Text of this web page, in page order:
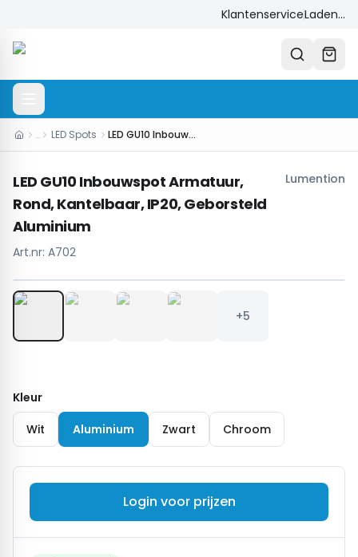
KlantenserviceLaden...
… LED Spots LED GU10 Inbouwspot Armatuur, Rond, Kantelbaar, IP20, Geborsteld Aluminium
LED GU10 Inbouwspot Armatuur,
Rond, Kantelbaar, IP20, Geborsteld
Aluminium
Lumention
Art.nr: A702
+5
Kleur
Wit
Aluminium Zwart Chroom
Login voor prijzen